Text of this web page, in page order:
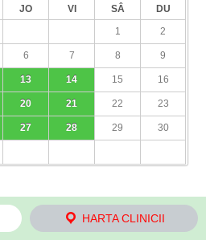
JO VI SÂ
DU
1
2
6 7 8 9
13 14 15 16
20 21 22 23
27 28 29 30
HARTA CLINICII